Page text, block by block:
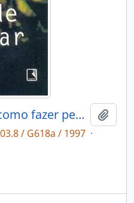
A arte de pesquisar: como fazer pesquisa qualitativa em Ciências Sociais.
/ G618a / 1997 ·